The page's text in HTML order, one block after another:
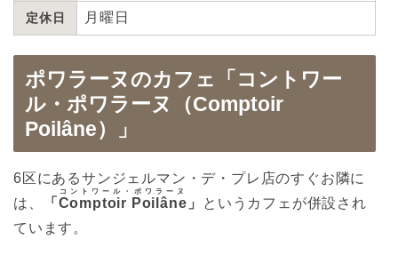
定休日 月曜日
ポワラーヌのカフェ「コントワー
ル・ポワラーヌ（Comptoir
Poilâne）」
6区にあるサンジェルマン・デ・プレ店のすぐお隣に
は、
「 Comptoir Poilâne
コントワール・ポワラーヌ
」
というカフェが併設され
ています。